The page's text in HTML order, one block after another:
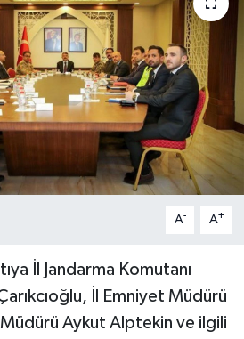
A- A+
İl Jandarma Komutanı
İl Emniyet Müdürü
Müdürü Aykut Alptekin ve ilgili